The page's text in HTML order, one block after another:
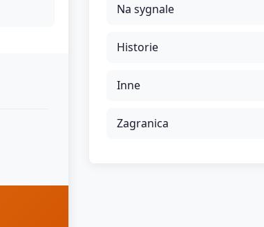
Na sygnale
Historie
Inne
Zagranica